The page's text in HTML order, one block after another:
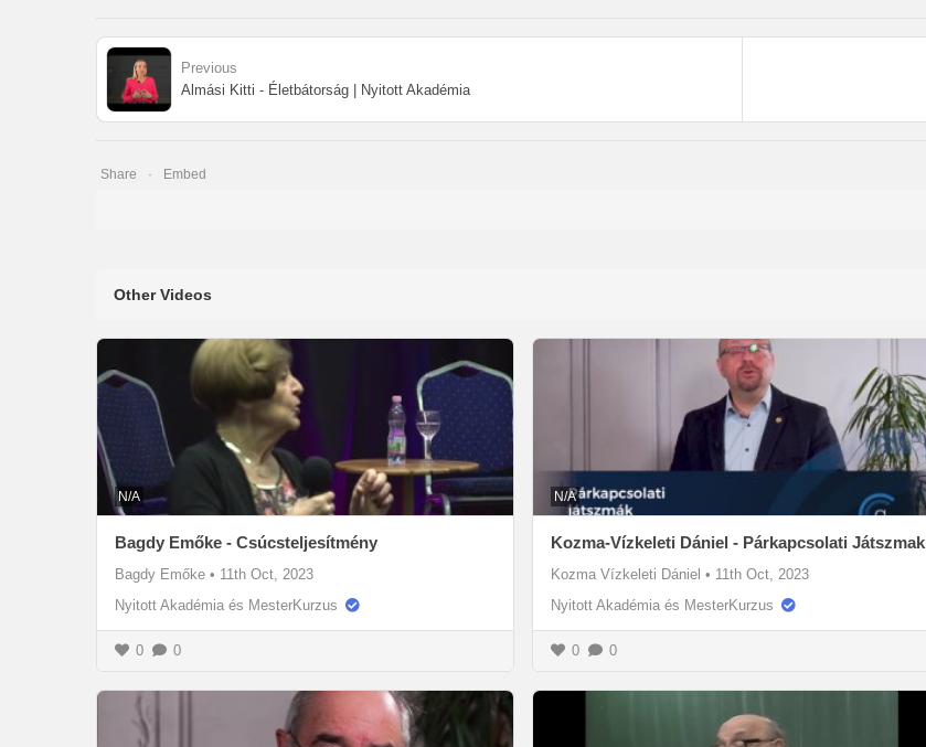
Previous
Almási Kitti - Életbátorság | Nyitott Akadémia
Share Embed
Other Videos
N/A
Bagdy Emőke - Csúcsteljesítmény
Bagdy Emőke • 11th Oct, 2023
Nyitott Akadémia és MesterKurzus
0 0
N/A
Kozma-Vízkeleti Dániel - Párkapcsolati Játszmak
Kozma Vízkeleti Dániel • 11th Oct, 2023
Nyitott Akadémia és MesterKurzus
0 0